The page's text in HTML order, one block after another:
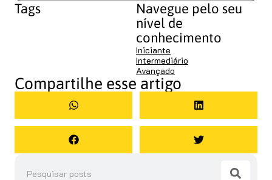
Tags
Navegue pelo seu
nível de
conhecimento
Iniciante
Intermediário
Avançado
Compartilhe esse artigo